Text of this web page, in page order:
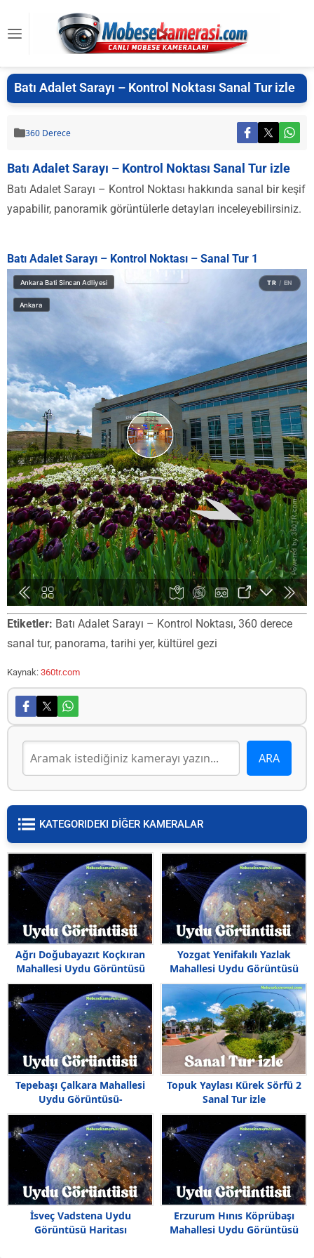
Batı Adalet Sarayı – Kontrol Noktası Sanal Tur izle
360 Derece
Batı Adalet Sarayı – Kontrol Noktası Sanal Tur izle
Batı Adalet Sarayı – Kontrol Noktası hakkında sanal bir keşif
yapabilir, panoramik görüntülerle detayları inceleyebilirsiniz.
Batı Adalet Sarayı – Kontrol Noktası – Sanal Tur 1
Etiketler: Batı Adalet Sarayı – Kontrol Noktası, 360 derece
sanal tur, panorama, tarihi yer, kültürel gezi
Kaynak: 360tr.com
KATEGORIDEKI DİĞER KAMERALAR
Ağrı Doğubayazıt Koçkıran
Mahallesi Uydu Görüntüsü
Haritası
Yozgat Yenifakılı Yazlak
Mahallesi Uydu Görüntüsü
Haritası
Tepebaşı Çalkara Mahallesi
Uydu Görüntüsü-
Haritası,Çalkara Nerede
Topuk Yaylası Kürek Sörfü 2
Sanal Tur izle
İsveç Vadstena Uydu
Görüntüsü Haritası
Erzurum Hınıs Köprübaşı
Mahallesi Uydu Görüntüsü